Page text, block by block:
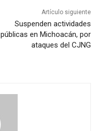
Artículo siguiente
Suspenden actividades
públicas en Michoacán, por
ataques del CJNG